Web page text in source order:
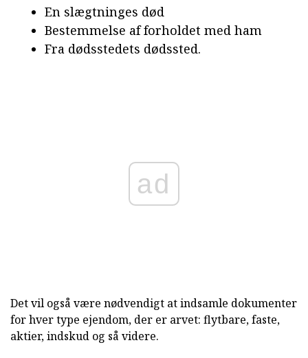
En slægtninges død
Bestemmelse af forholdet med ham
Fra dødsstedets dødssted.
ad
Det vil også være nødvendigt at indsamle dokumenter
for hver type ejendom, der er arvet: flytbare, faste,
aktier, indskud og så videre.